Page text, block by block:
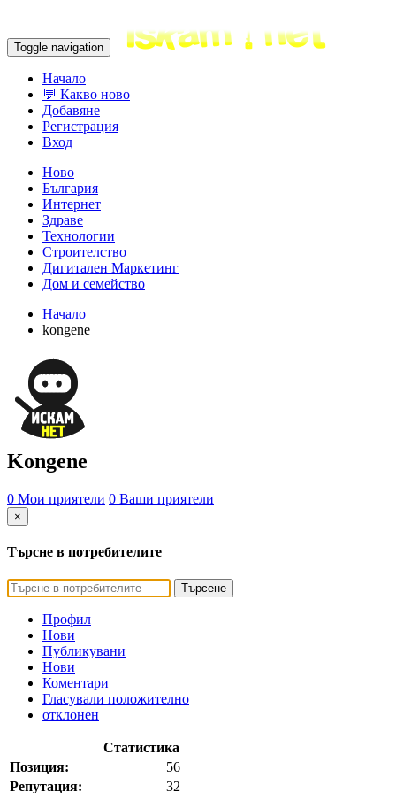
Toggle navigation
Начало
💬 Какво ново
Добавяне
Регистрация
Вход
Ново
България
Интернет
Здраве
Технологии
Строителство
Дигитален Маркетинг
Дом и семейство
Начало
kongene
Kongene
0 Мои приятели 0 Ваши приятели
×
Търсне в потребителите
Търсене
Профил
Нови
Публикувани
Нови
Коментари
Гласували положително
отклонен
Статистика
Позиция:
56
Репутация:
32